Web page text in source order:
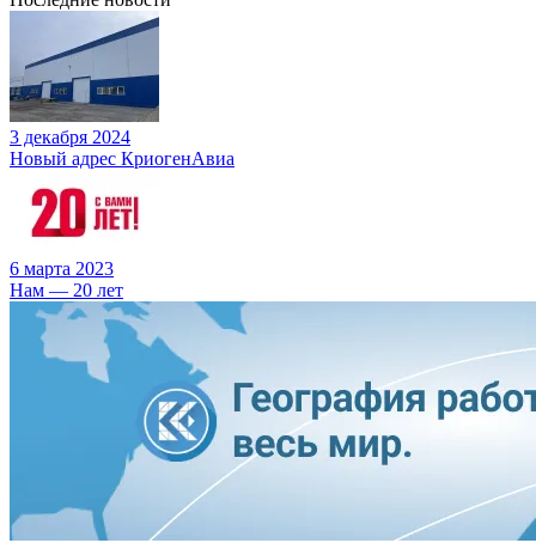
3 декабря 2024
Новый адрес КриогенАвиа
6 марта 2023
Нам — 20 лет